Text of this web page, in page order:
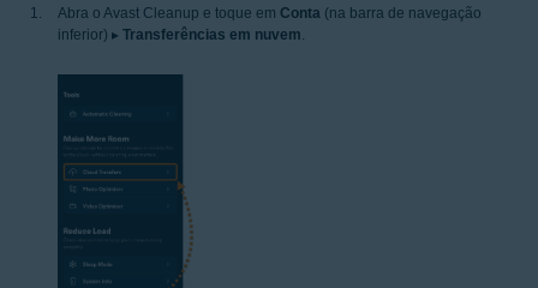
Abra o Avast Cleanup e toque em Conta (na barra de navegação
inferior) ▸ Transferências em nuvem